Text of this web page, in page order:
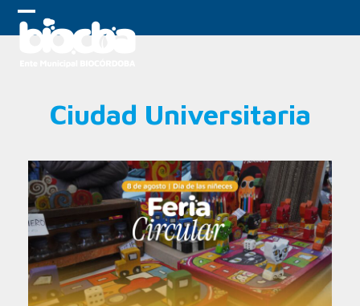
Skip
Open
Close
Ciudad Universitaria